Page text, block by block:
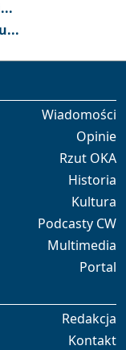
Wiadomości
Opinie
Rzut OKA
Historia
Kultura
Podcasty CW
Multimedia
Portal
Redakcja
Kontakt